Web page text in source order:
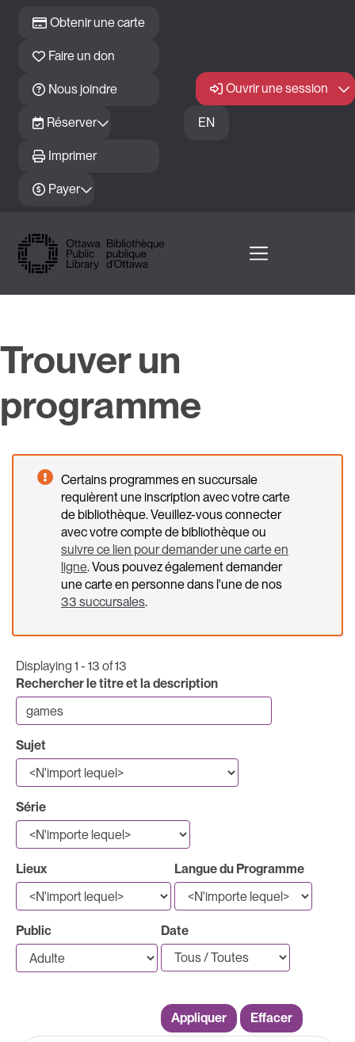
Obtenir une carte
Faire un don
Nous joindre
Réserver
Imprimer
Payer
Ouvrir une session
EN
Trouver un
programme
Certains programmes en succursale
requièrent une inscription avec votre carte
de bibliothèque. Veuillez-vous connecter
avec votre compte de bibliothèque ou
suivre ce lien pour demander une carte en
ligne. Vous pouvez également demander
une carte en personne dans l'une de nos
33 succursales.
Displaying 1 - 13 of 13
Rechercher le titre et la description
Sujet
Série
Lieux Langue du Programme
Public Date
Appliquer Effacer